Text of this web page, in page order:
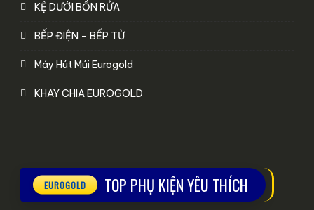
KỆ DƯỚI BỒN RỬA
BẾP ĐIỆN – BẾP TỪ
Máy Hút Múi Eurogold
KHAY CHIA EUROGOLD
TOP PHỤ KIỆN YÊU THÍCH